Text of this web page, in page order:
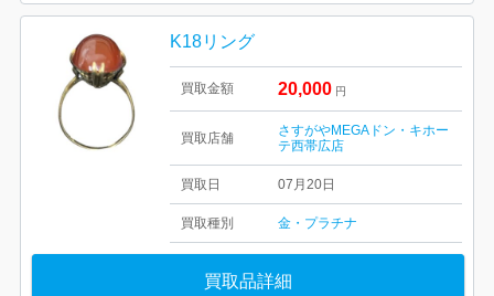
K18リング
買取金額 20,000 円
買取店舗
さすがやMEGAドン・キホー
テ西帯広店
買取日 07月20日
買取種別 金・プラチナ
買取品詳細